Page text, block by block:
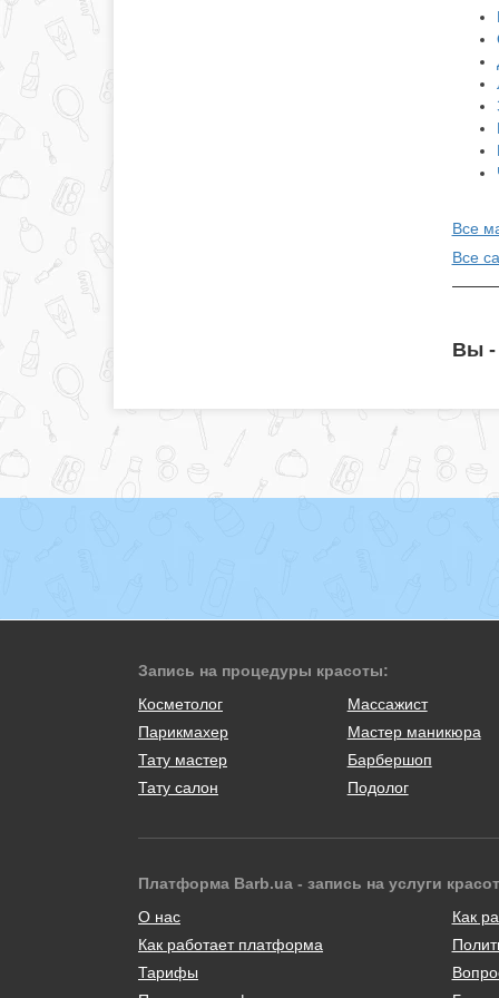
Все
Все
Вы -
Запись на процедуры красоты:
Косметолог
Массажист
Парикмахер
Мастер маникюра
Тату мастер
Барбершоп
Тату салон
Подолог
Платформа Barb.ua - запись на услуги
О нас
Как работает платформа
Тарифы
Как